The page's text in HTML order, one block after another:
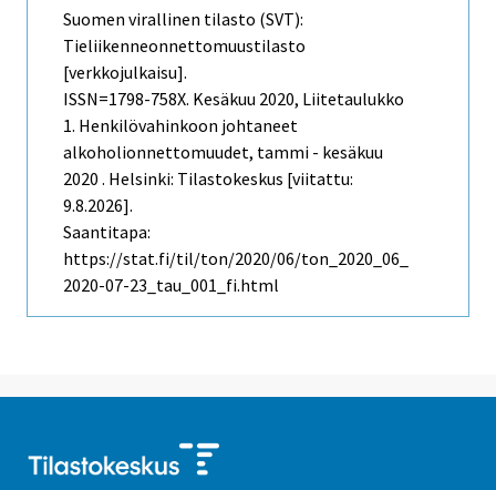
Suomen virallinen tilasto (SVT):
Tieliikenneonnettomuustilasto
[verkkojulkaisu].
ISSN=1798-758X. Kesäkuu 2020, Liitetaulukko
1. Henkilövahinkoon johtaneet
alkoholionnettomuudet, tammi - kesäkuu
2020 . Helsinki: Tilastokeskus [viitattu:
9.8.2026].
Saantitapa:
https://stat.fi/til/ton/2020/06/ton_2020_06_
2020-07-23_tau_001_fi.html